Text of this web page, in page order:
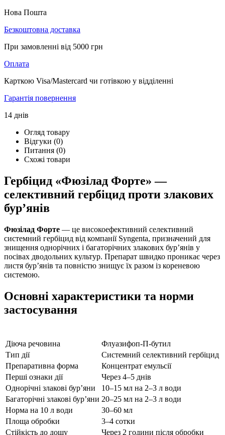
Нова Пошта
Безкоштовна доставка
При замовленні від 5000 грн
Оплата
Карткою Visa/Mastercard чи готівкою у відділенні
Гарантія повернення
14 днів
Огляд товару
Відгуки (0)
Питання (0)
Схожі товари
Гербіцид «Фюзілад Форте» —
селективний гербіцид проти злакових
бур’янів
Фюзілад Форте — це високоефективний селективний
системний гербіцид від компанії Syngenta, призначений для
знищення однорічних і багаторічних злакових бур’янів у
посівах дводольних культур. Препарат швидко проникає через
листя бур’янів та повністю знищує їх разом із кореневою
системою.
Основні характеристики та норми
застосування
Діюча речовина
Флуазифоп-П-бутил
Тип дії
Системний селективний гербіцид
Препаративна форма
Концентрат емульсії
Перші ознаки дії
Через 4–5 днів
Однорічні злакові бур’яни
10–15 мл на 2–3 л води
Багаторічні злакові бур’яни 20–25 мл на 2–3 л води
Норма на 10 л води
30–60 мл
Площа обробки
3–4 сотки
Стійкість до дощу
Через 2 години після обробки